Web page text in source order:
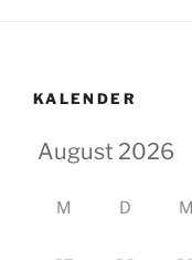
KALENDER
M D M